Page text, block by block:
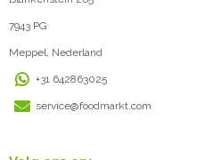
7943 PG
Meppel, Nederland
+31 642863025
service@foodmarkt.com